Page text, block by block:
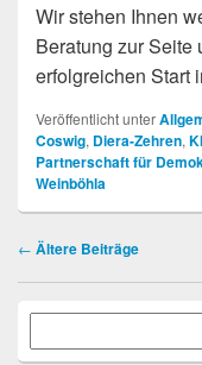
Wir stehen Ihnen
Beratung zur Seite
erfolgreichen Start
Veröffentlicht unter
Coswig, Diera-Zehren,
Partnerschaft für
Weinböhla
Beitragsnavigation
← Ältere Beiträge
Primärer
Widgetbereich